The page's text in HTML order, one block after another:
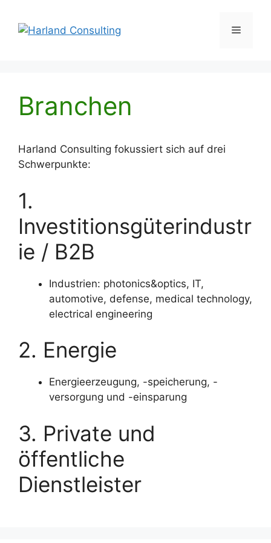
Inhalt
springen
Menü
Branchen
Harland Consulting fokussiert sich auf drei
Schwerpunkte:
1.
Investitionsgüterindustr
ie / B2B
Industrien: photonics&optics, IT,
automotive, defense, medical technology,
electrical engineering
2. Energie
Energieerzeugung, -speicherung, -
versorgung und -einsparung
3. Private und
öffentliche
Dienstleister